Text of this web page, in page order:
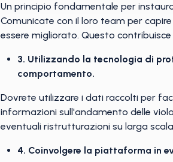
Un principio fondamentale per
Comunicate con il loro team per
essere migliorato. Questo
3. Utilizzando la tecnologia di
comportamento.
Dovrete utilizzare i dati raccolti per
informazioni sull'andamento delle
eventuali ristrutturazioni su larga
4. Coinvolgere la piattaforma in